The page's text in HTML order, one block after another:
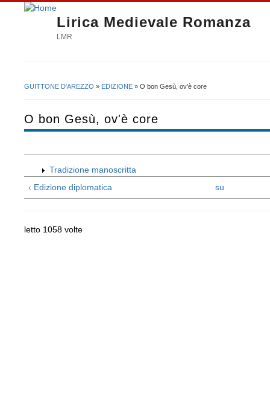
Lirica Medievale Romanza
LMR
GUITTONE D'AREZZO » EDIZIONE » O bon Gesù, ov'è core
O bon Gesù, ov'è core
Tradizione manoscritta
‹ Edizione diplomatica
su
letto 1058 volte